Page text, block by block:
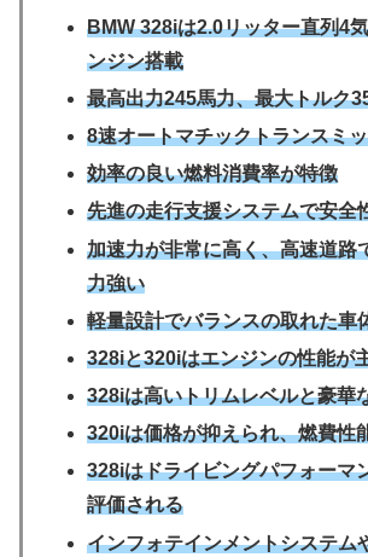
BMW 328iは2.0リッター直列4
ンジン搭載
最高出力245馬力、最大トルク
8速オートマチックトランスミ
効率の良い燃料消費率が特徴
先進の走行支援システムで安全
加速力が非常に高く、高速道路
力強い
軽量設計でバランスの取れた車
328iと320iはエンジンの性能が
328iは高いトリムレベルと豪華
320iは価格が抑えられ、燃費性
328iはドライビングパフォーマ
評価される
インフォテインメントシステム